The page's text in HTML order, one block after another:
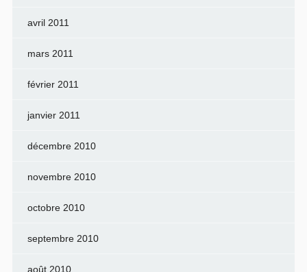
avril 2011
mars 2011
février 2011
janvier 2011
décembre 2010
novembre 2010
octobre 2010
septembre 2010
août 2010